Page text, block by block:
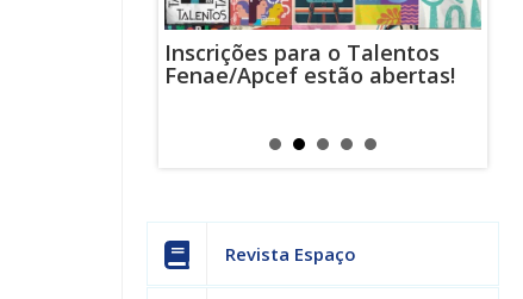
Inscrições para o Talentos
Fenae/Apcef estão abertas!
Revista Espaço